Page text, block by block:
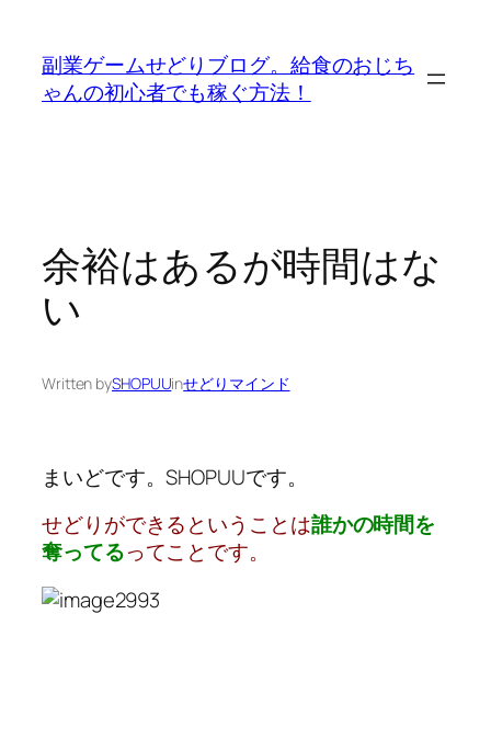
副業ゲームせどりブログ。給食のおじち
ゃんの初心者でも稼ぐ方法！
余裕はあるが時間はな
い
Written bySHOPUUinせどりマインド
まいどです。SHOPUUです。
せどりができるということは誰かの時間を
奪ってるってことです。